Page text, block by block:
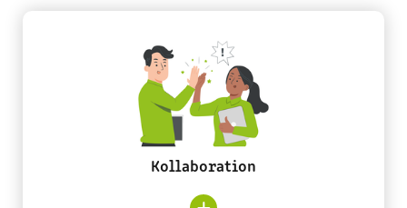
des Servant Leadership geschult – damit sie
Teams vertrauensvoll führen, Orientierung
geben und Eigenverantwortung fördern. So
entsteht Führung auf Augenhöhe – mit dem
Ziel, persönliche Weiterentwicklung,
Innovationsfreude und eine gelebte
Fehlerkultur zu stärken.
Kollaboration